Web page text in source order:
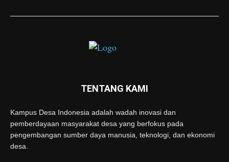
TENTANG KAMI
Kampus Desa Indonesia adalah wadah inovasi dan
pemberdayaan masyarakat desa yang berfokus pada
pengembangan sumber daya manusia, teknologi, dan ekonomi
desa.